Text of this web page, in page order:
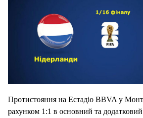
Протистояння на Естадіо BBVA у
рахунком 1:1 в основний та